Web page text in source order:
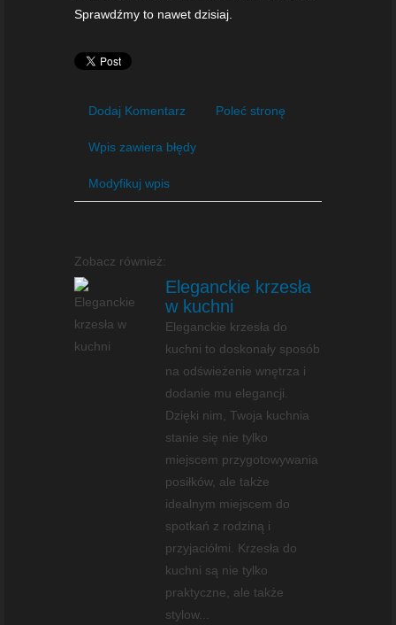
Sprawdźmy to nawet dzisiaj.
Dodaj Komentarz Poleć stronę
Wpis zawiera błędy
Modyfikuj wpis
Zobacz również:
Eleganckie krzesła
w kuchni
Eleganckie krzesła do
kuchni to doskonały sposób
na odświeżenie wnętrza i
dodanie mu elegancji.
Dzięki nim, Twoja kuchnia
stanie się nie tylko
miejscem przygotowywania
posiłków, ale także
idealnym miejscem do
spotkań z rodziną i
przyjaciółmi. Krzesła do
kuchni są nie tylko
praktyczne, ale także
stylow...